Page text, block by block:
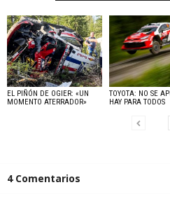
EL PIÑÓN DE OGIER: «UN
MOMENTO ATERRADOR»
TOYOTA: NO SE
HAY PARA TODOS
4 Comentarios